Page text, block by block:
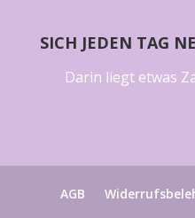
SICH JEDEN TAG
Darin liegt etwas
AGB